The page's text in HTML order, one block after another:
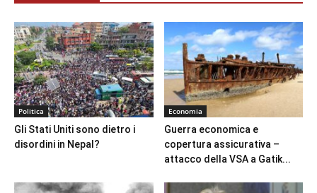
Politica
Gli Stati Uniti sono dietro i
disordini in Nepal?
Economia
Guerra economica e
copertura assicurativa –
attacco della VSA a Gatik...